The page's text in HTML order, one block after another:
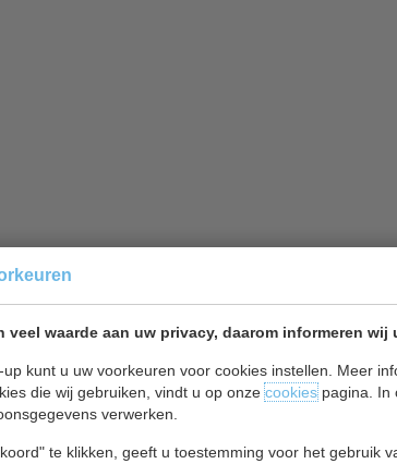
veel waarde aan uw privacy, daarom informeren
up kunt u uw voorkeuren voor cookies instellen. Meer
die wij gebruiken, vindt u op onzecookiespagina. In
verwerken.
te klikken, geeft u toestemming voor het gebruik